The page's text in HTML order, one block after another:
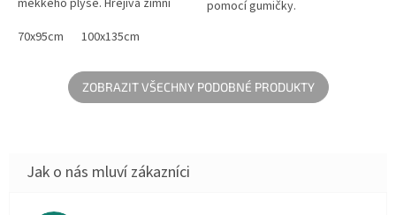
ve dvou velikostech. Dětská
70x95cm 100x135cm
pomocí gumičky.
ZOBRAZIT VŠECHNY PODOBNÉ PRODUKTY